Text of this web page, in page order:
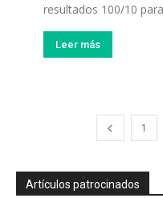
resultados 100/10
Leer más
1
Artículos patrocinados